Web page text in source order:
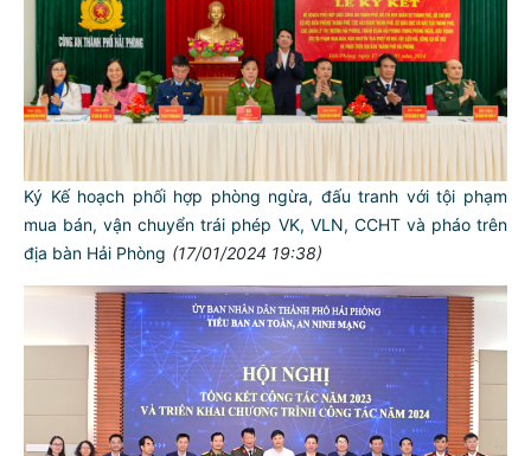
Ký Kế hoạch phối hợp phòng ngừa, đấu tranh với tội phạm
mua bán, vận chuyển trái phép VK, VLN, CCHT và pháo trên
địa bàn Hải Phòng (17/01/2024 19:38)